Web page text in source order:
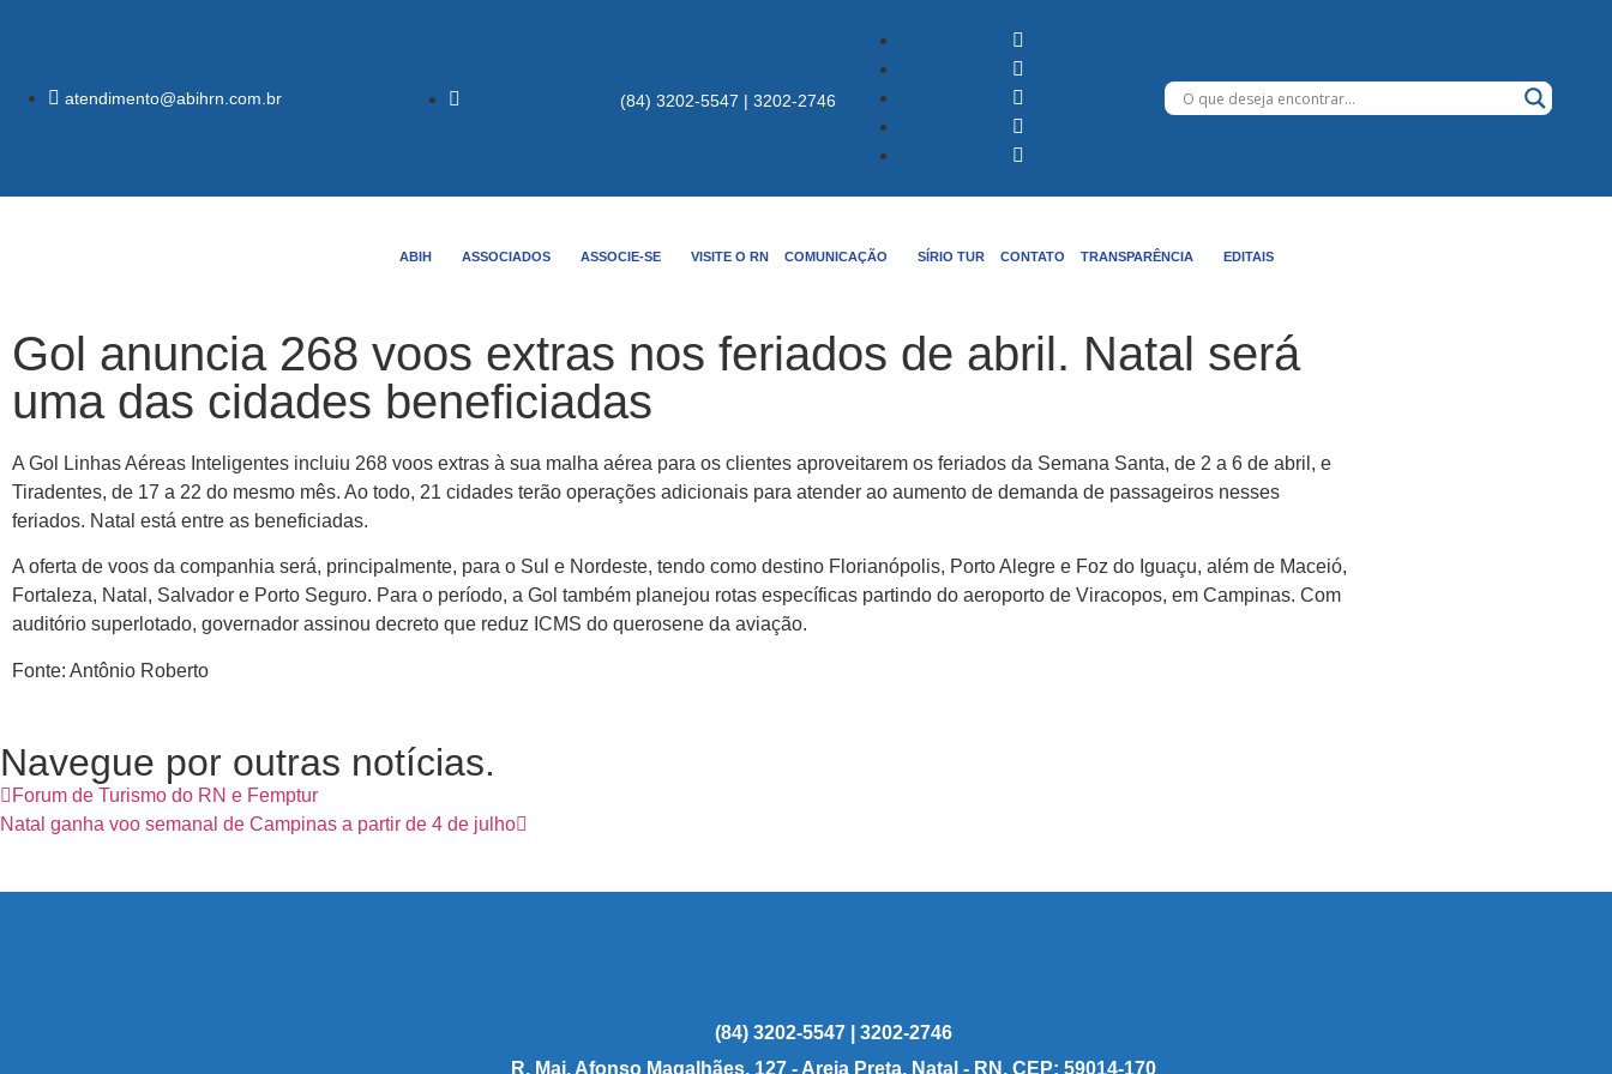
atendimento@abihrn.com.br (84) 3202-5547 | 3202-2746
ABIH ASSOCIADOS ASSOCIE-SE VISITE O RN COMUNICAÇÃO SÍRIO TUR CONTATO TRANSPARÊNCIA EDITAIS
Gol anuncia 268 voos extras nos feriados de abril. Natal será
uma das cidades beneficiadas
A Gol Linhas Aéreas Inteligentes incluiu 268 voos extras à sua malha aérea para os clientes aproveitarem os feriados da Semana Santa, de 2 a 6 de abril, e
Tiradentes, de 17 a 22 do mesmo mês. Ao todo, 21 cidades terão operações adicionais para atender ao aumento de demanda de passageiros nesses
feriados. Natal está entre as beneficiadas.
A oferta de voos da companhia será, principalmente, para o Sul e Nordeste, tendo como destino Florianópolis, Porto Alegre e Foz do Iguaçu, além de Maceió,
Fortaleza, Natal, Salvador e Porto Seguro. Para o período, a Gol também planejou rotas específicas partindo do aeroporto de Viracopos, em Campinas. Com
auditório superlotado, governador assinou decreto que reduz ICMS do querosene da aviação.
Fonte: Antônio Roberto
Navegue por outras notícias.
Forum de Turismo do RN e Femptur
Natal ganha voo semanal de Campinas a partir de 4 de julho
(84) 3202-5547 | 3202-2746
R. Maj. Afonso Magalhães, 127 - Areia Preta, Natal - RN, CEP: 59014-170